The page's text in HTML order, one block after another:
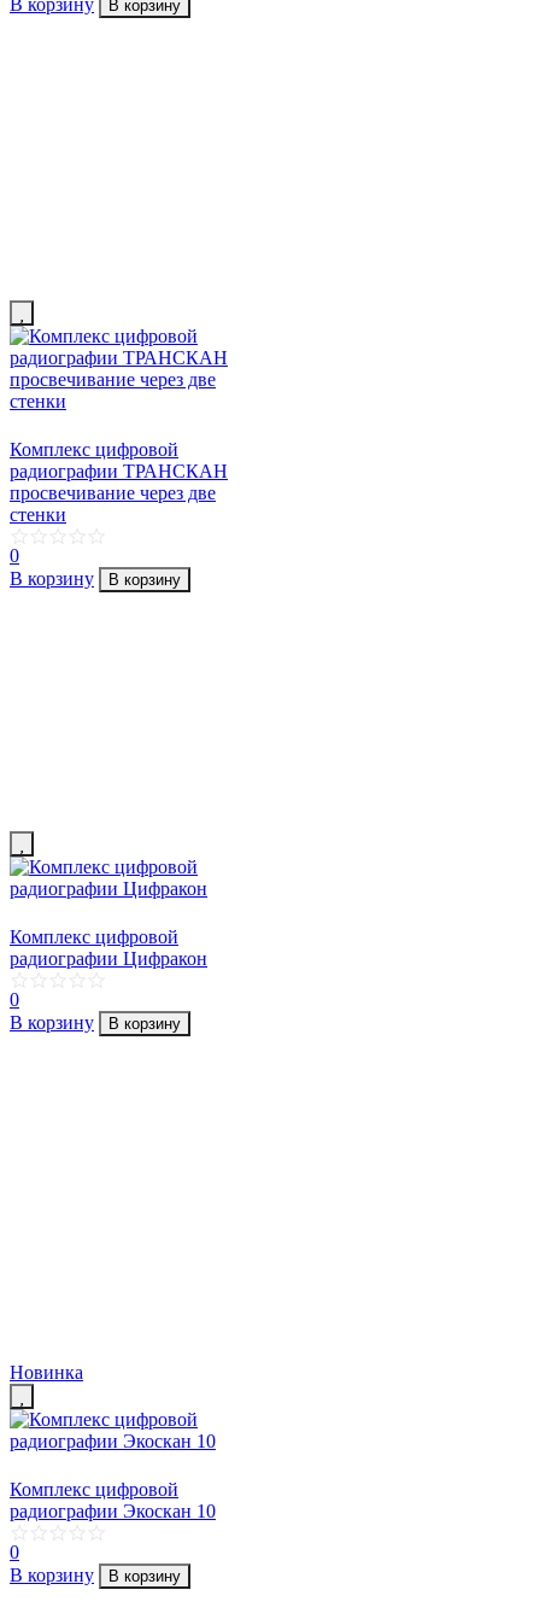
В корзину
Комплекс цифровой
радиографии ТРАНСКАН
просвечивание через две
стенки
0
В корзину
В корзину
Комплекс цифровой
радиографии Цифракон
0
В корзину
В корзину
Новинка
Комплекс цифровой
радиографии Экоскан 10
0
В корзину
В корзину